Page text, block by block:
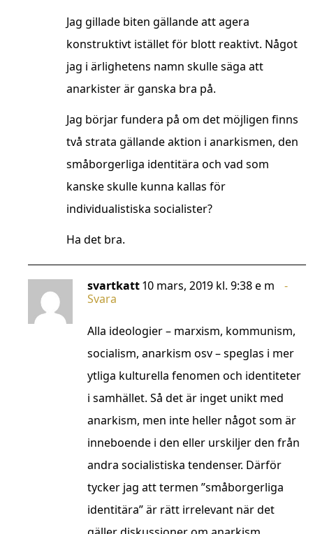
Jag gillade biten gällande att agera
konstruktivt istället för blott reaktivt. Något
jag i ärlighetens namn skulle säga att
anarkister är ganska bra på.
Jag börjar fundera på om det möjligen finns
två strata gällande aktion i anarkismen, den
småborgerliga identitära och vad som
kanske skulle kunna kallas för
individualistiska socialister?
Ha det bra.
svartkatt10 mars, 2019 kl. 9:38 e m
Svara
Alla ideologier – marxism, kommunism,
socialism, anarkism osv – speglas i mer
ytliga kulturella fenomen och identiteter
i samhället. Så det är inget unikt med
anarkism, men inte heller något som är
inneboende i den eller urskiljer den från
andra socialistiska tendenser. Därför
tycker jag att termen ”småborgerliga
identitära” är rätt irrelevant när det